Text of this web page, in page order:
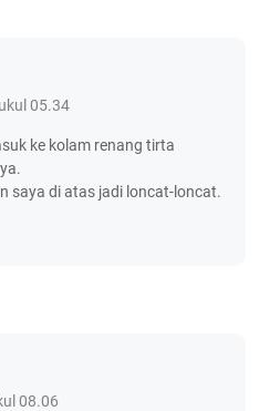
05.34
ke kolam renang tirta
saya di atas jadi loncat-loncat.
08.06